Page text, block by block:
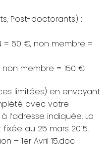
Post-doctorants) :
= 50 €, non membre =
non membre = 150 €
limitées) en envoyant
avec votre
l’adresse indiquée. La
au 25 mars 2015.
– 1er Avril 15.doc